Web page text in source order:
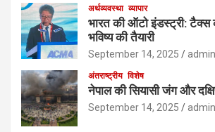
अर्थव्यवस्था व्यापार
भारत की ऑटो इंडस्ट्री:
भविष्य की तैयारी
September 14, 2025 admin
अंतराष्ट्रीय विशेष
नेपाल की सियासी जंग और
September 14, 2025 admin